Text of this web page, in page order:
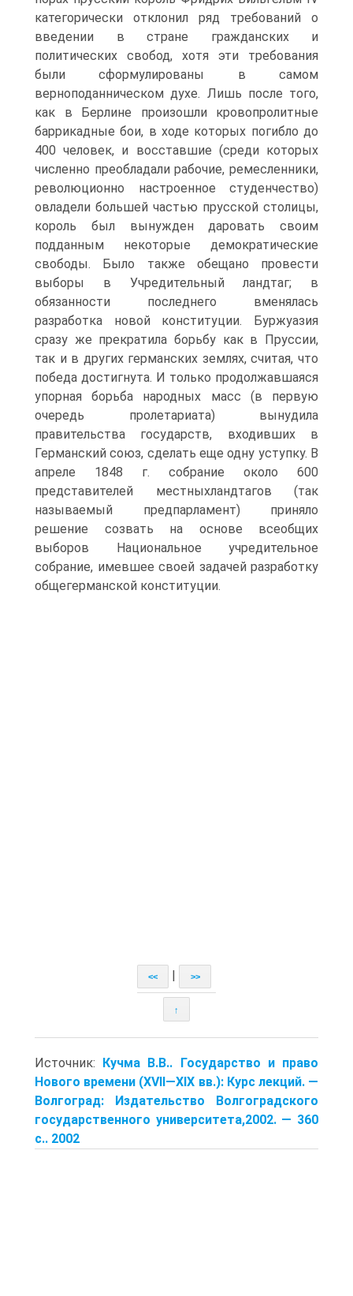
категорически отклонил ряд требований о
введении в стране гражданских и
политических свобод, хотя эти требования
были сформулированы в самом
верноподанническом духе. Лишь после того,
как в Берлине произошли кровопролитные
баррикадные бои, в ходе которых погибло до
400 человек, и восставшие (среди которых
численно преобладали рабочие, ремесленники,
революционно настроенное студенчество)
овладели большей частью прусской столицы,
король был вынужден даровать своим
подданным некоторые демократические
свободы. Было также обещано провести
выборы в Учредительный ландтаг; в
обязанности последнего вменялась
разработка новой конституции. Буржуазия
сразу же прекратила борьбу как в Пруссии,
так и в других германских землях, считая, что
победа достигнута. И только продолжавшаяся
упорная борьба народных масс (в первую
очередь пролетариата) вынудила
правительства государств, входивших в
Германский союз, сделать еще одну уступку. В
апреле 1848 г. собрание около 600
представителей местныхландтагов (так
называемый предпарламент) приняло
решение созвать на основе всеобщих
выборов Национальное учредительное
собрание, имевшее своей задачей разработку
общегерманской конституции.
<< >>
↑
Источник: Кучма В.В.. Государство и право
Нового времени (XVII—XIX вв.): Курс лекций. —
Волгоград: Издательство Волгоградского
государственного университета,2002. — 360
с.. 2002